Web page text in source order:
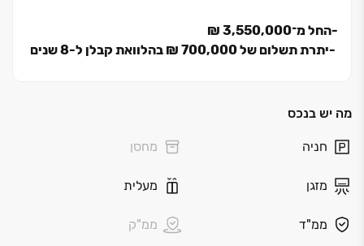
‏-החל מ־‏3,550,000 ‏₪
‏-יתרת תשלום של ‏700,000 ‏₪ בהלוואת קבלן ל‏-‏8 שנים
לים ובתנאי רכישה נוחים במיוחד.
מה יש בנכס
חניה מחסן
מזגן מעלית
ממ"ד ממ"ק